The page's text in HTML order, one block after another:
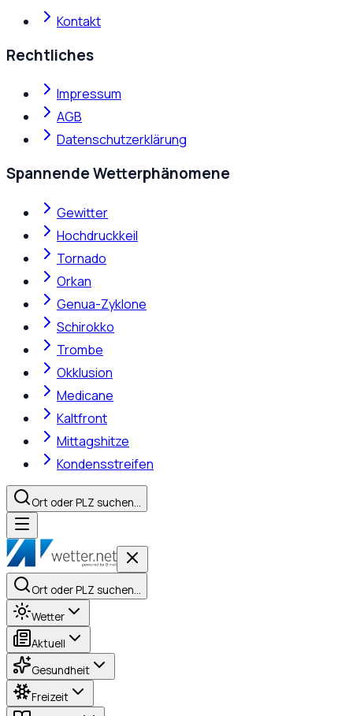
Kontakt
Rechtliches
Impressum
AGB
Datenschutzerklärung
Spannende Wetterphänomene
Gewitter
Hochdruckkeil
Tornado
Orkan
Genua-Zyklone
Schirokko
Trombe
Okklusion
Medicane
Kaltfront
Mittagshitze
Kondensstreifen
Ort oder PLZ suchen…
Ort oder PLZ suchen…
Wetter
Aktuell
Gesundheit
Freizeit